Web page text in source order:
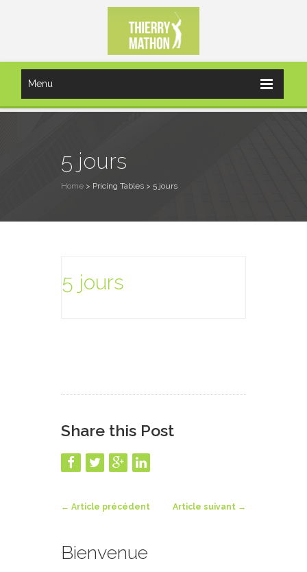
Menu
5 jours
Home > Pricing Tables > 5 jours
5 jours
Share this Post
← Article précédent Article suivant →
Bienvenue